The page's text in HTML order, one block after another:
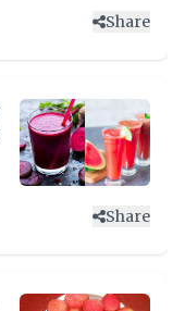
Share
Share